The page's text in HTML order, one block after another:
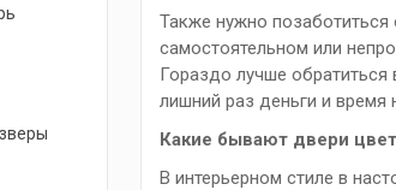
Также нужно
самостоятельном или
Гораздо лучше обратиться
лишний раз деньги и время
Какие бывают двери
В интерьерном стиле в